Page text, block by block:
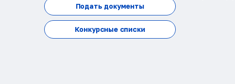
Подать документы
Конкурсные списки